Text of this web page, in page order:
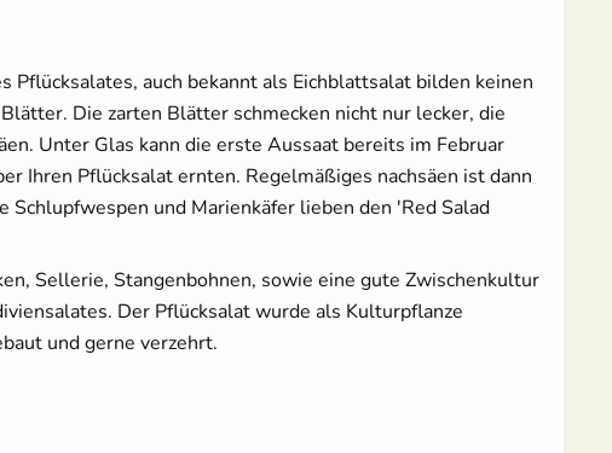
UVP 14,95 €
Bio
Pflanzenschilder zum
Beschriften - Buche
18 Anzuchttöpfe aus
Anzuchtschalen Set &
Erdtopfpresse
[Kunststoff]
17,99 €
auch bekannt als Eichblattsalat bilden keinen
Die zarten Blätter schmecken nicht nur lecker, die
Unter Glas kann die erste Aussaat bereits im Februar
Ihren Pflücksalat ernten. Regelmäßiges nachsäen ist dann
und Marienkäfer lieben den 'Red Salad
Sellerie, Stangenbohnen, sowie eine gute Zwischenkultur
Der Pflücksalat wurde als Kulturpflanze
und gerne verzehrt.